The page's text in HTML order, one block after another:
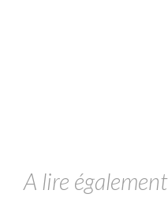
A lire également